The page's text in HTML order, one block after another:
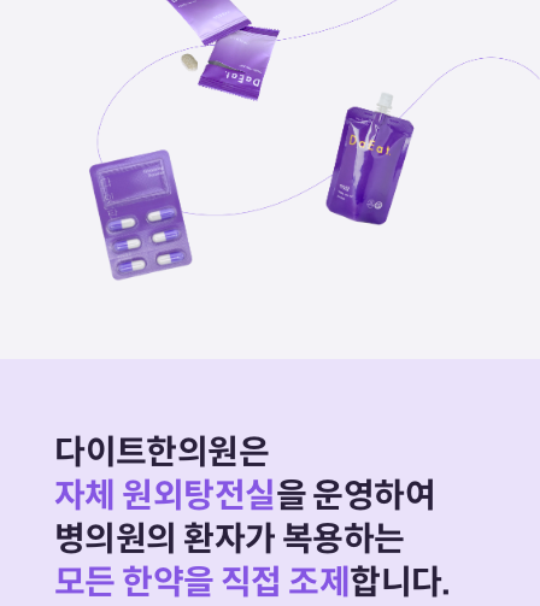
다이트한의원은
자체 원외탕전실을 운영하여
병의원의 환자가 복용하는
모든 한약을 직접 조제 합니다.